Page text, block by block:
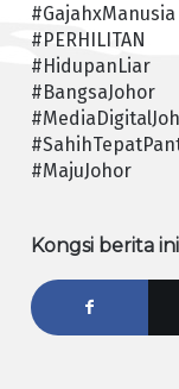
#GajahxManusia
#PERHILITAN
#HidupanLiar
#BangsaJohor
#MajuJohor
Kongsi berita ini